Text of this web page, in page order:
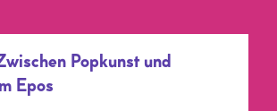
Popkunst und
Epos